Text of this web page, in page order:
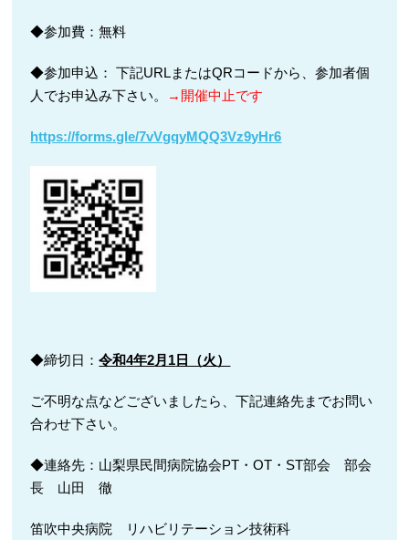
◆参加費：無料
◆参加申込： 下記URLまたはQRコードから、参加者個
人でお申込み下さい。
→開催中止です
https://forms.gle/7vVgqyMQQ3Vz9yHr6
◆締切日：令和4年2月1 日（火）
ご不明な点などございましたら、下記連絡先までお問い
合わせ下さい。
◆連絡先：山梨県民間病院協会PT・OT・ST部会 部会
長 山田 徹
笛吹中央病院 リハビリテーション技術科